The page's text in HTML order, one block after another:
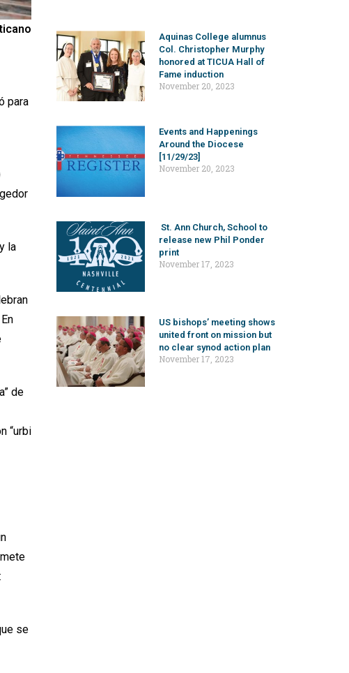
para
la
de
“urbi
se
Aquinas College alumnus
Col. Christopher Murphy
honored at TICUA Hall of
Fame induction
November 20, 2023
Events and Happenings
Around the Diocese
[11/29/23]
November 20, 2023
St. Ann Church, School to
release new Phil Ponder
print
November 17, 2023
US bishops’ meeting shows
united front on mission but
no clear synod action plan
November 17, 2023